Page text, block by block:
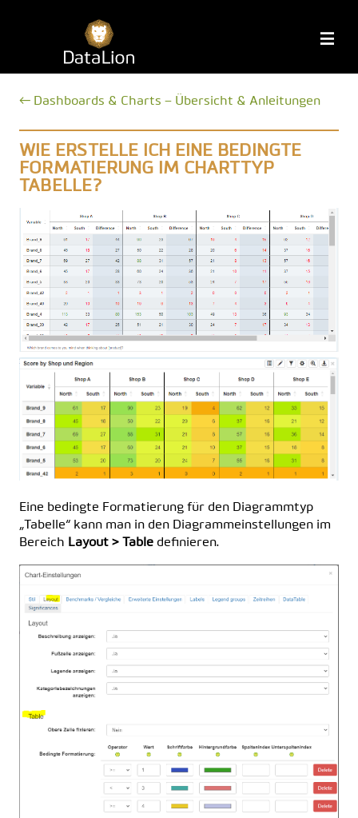
← Dashboards & Charts – Übersicht & Anleitungen
WIE ERSTELLE ICH EINE BEDINGTE
FORMATIERUNG IM CHARTTYP
TABELLE?
Eine bedingte Formatierung für den Diagrammtyp
„Tabelle“ kann man in den Diagrammeinstellungen im
Bereich Layout > Table definieren.